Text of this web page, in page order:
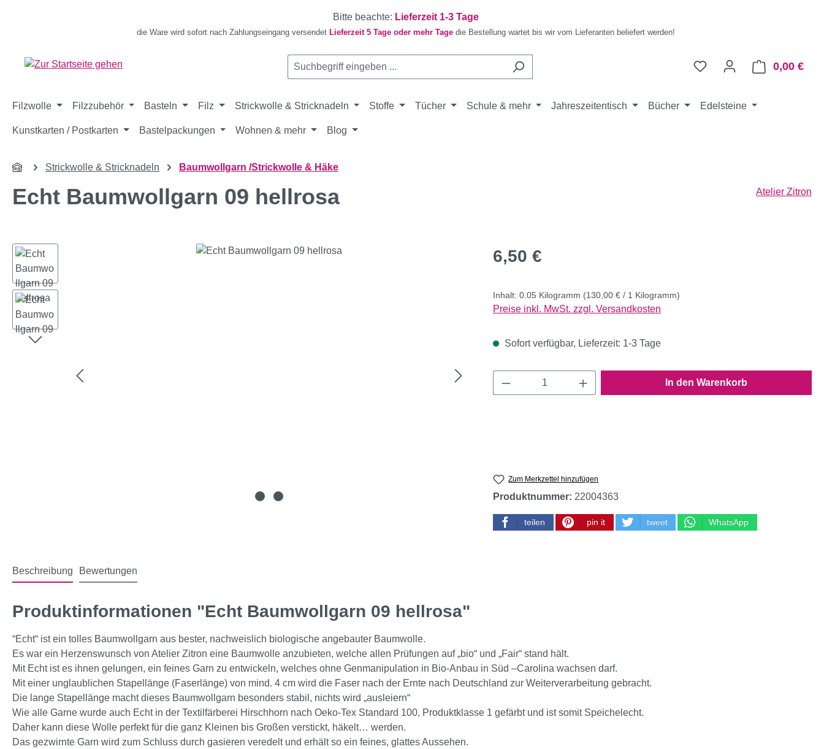
Bitte beachte: Lieferzeit 1-3 Tage
die Ware wird sofort nach Zahlungseingang versendet Lieferzeit 5 Tage oder mehr Tage die Bestellung wartet bis wir vom Lieferanten beliefert werden!
0,00 €
Filzwolle Filzzubehör Basteln Filz Strickwolle & Stricknadeln Stoffe Tücher Schule & mehr Jahreszeitentisch Bücher Edelsteine
Kunstkarten / Postkarten Bastelpackungen Wohnen & mehr Blog
Strickwolle & Stricknadeln Baumwollgarn /Strickwolle & Häke
Echt Baumwollgarn 09 hellrosa Atelier Zitron
Bildergalerie überspringen Regulärer Preis:
6,50 €
Inhalt: 0.05 Kilogramm (130,00 € / 1 Kilogramm)
Preise inkl. MwSt. zzgl. Versandkosten
Sofort verfügbar, Lieferzeit: 1-3 Tage
Produkt Anzahl: Gib den gewünschten Wert ein
In den Warenkorb
Zum Merkzettel hinzufügen
Produktnummer: 22004363
teilen pin it tweet WhatsApp
Beschreibung Bewertungen
Produktinformationen "Echt Baumwollgarn 09 hellrosa"
“Echt“ ist ein tolles Baumwollgarn aus bester, nachweislich biologische angebauter Baumwolle.
Es war ein Herzenswunsch von Atelier Zitron eine Baumwolle anzubieten, welche allen Prüfungen auf „bio“ und „Fair“ stand hält.
Mit Echt ist es ihnen gelungen, ein feines Garn zu entwickeln, welches ohne Genmanipulation in Bio-Anbau in Süd –Carolina wachsen darf.
Mit einer unglaublichen Stapellänge (Faserlänge) von mind. 4 cm wird die Faser nach der Ernte nach Deutschland zur Weiterverarbeitung gebracht.
Die lange Stapellänge macht dieses Baumwollgarn besonders stabil, nichts wird „ausleiern“
Wie alle Garne wurde auch Echt in der Textilfärberei Hirschhorn nach Oeko-Tex Standard 100, Produktklasse 1 gefärbt und ist somit Speichelecht.
Daher kann diese Wolle perfekt für die ganz Kleinen bis Großen verstickt, häkelt… werden.
Das gezwirnte Garn wird zum Schluss durch gasieren veredelt und erhält so ein feines, glattes Aussehen.